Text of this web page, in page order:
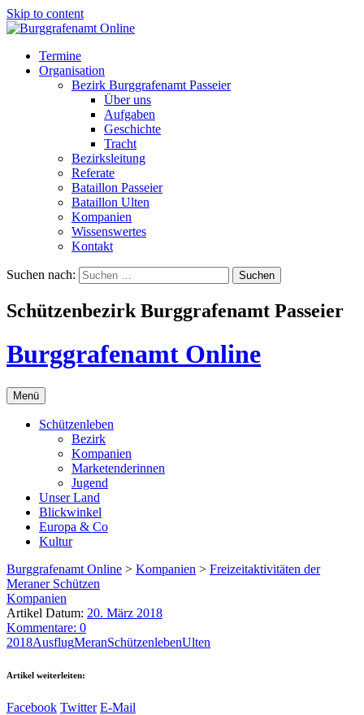
Skip to content
Termine
Organisation
Bezirk Burggrafenamt Passeier
Über uns
Aufgaben
Geschichte
Tracht
Bezirksleitung
Referate
Bataillon Passeier
Bataillon Ulten
Kompanien
Wissenswertes
Kontakt
Suchen nach:
Schützenbezirk Burggrafenamt Passeier
Burggrafenamt Online
Menü
Schützenleben
Bezirk
Kompanien
Marketenderinnen
Jugend
Unser Land
Blickwinkel
Europa & Co
Kultur
Burggrafenamt Online > Kompanien > Freizeitaktivitäten der
Meraner Schützen
Kompanien
Artikel Datum: 20. März 2018
Kommentare: 0
2018AusflugMeranSchützenlebenUlten
Artikel weiterleiten:
Facebook Twitter E-Mail